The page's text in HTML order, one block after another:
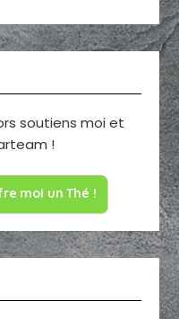
soutiens moi et
!
moi un Thé !